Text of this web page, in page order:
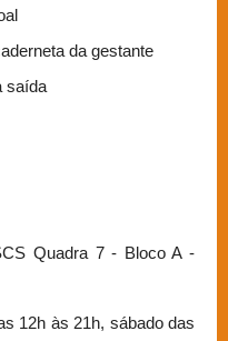
da gestante
saída
Quadra 7 - Bloco A -
12h às 21h, sábado das